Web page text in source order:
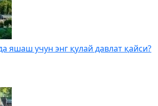
яшаш учун энг қулай давлат қайси?